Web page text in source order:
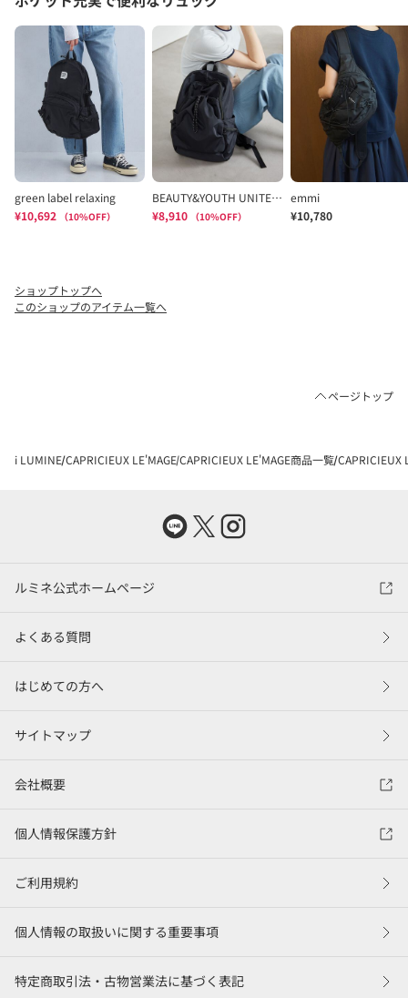
ショップトップへ
このショップのアイテム一覧へ
ページトップ
i LUMINE CAPRICIEUX LE'MAGE CAPRICIEUX LE'MAGE商品一覧 CAPRICIEUX
ルミネ公式ホームページ
よくある質問
はじめての方へ
サイトマップ
会社概要
個人情報保護方針
ご利用規約
個人情報の取扱いに関する重要事項
特定商取引法・古物営業法に基づく表記